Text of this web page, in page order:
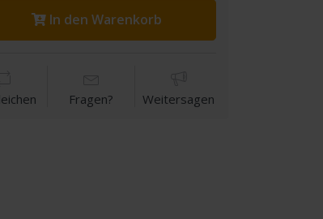
In den Warenkorb
Fragen? Weitersagen